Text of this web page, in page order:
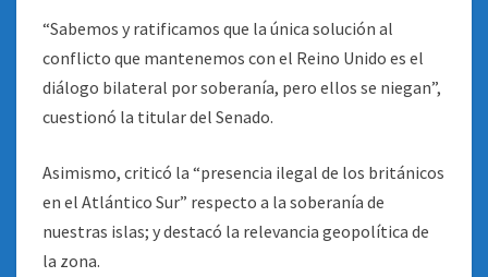
“Sabemos y ratificamos que la única solución al
conflicto que mantenemos con el Reino Unido es el
diálogo bilateral por soberanía, pero ellos se niegan”,
cuestionó la titular del Senado.
Asimismo, criticó la “presencia ilegal de los británicos
en el Atlántico Sur” respecto a la soberanía de
nuestras islas; y destacó la relevancia geopolítica de
la zona.